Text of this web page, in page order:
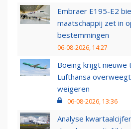
Embraer E195-E2
maatschappij zet in
bestemmingen
06-08-2026, 14:27
Boeing krijgt nieuwe
Lufthansa
weigeren
06-08-2026, 13:36
Analyse